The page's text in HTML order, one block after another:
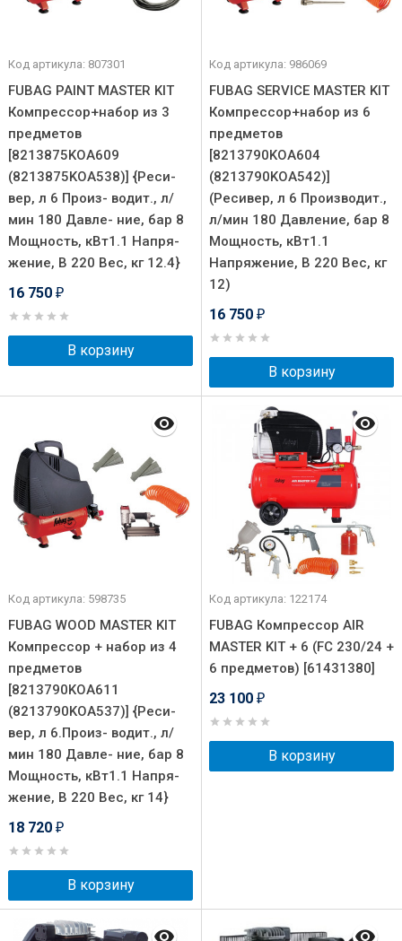
Код артикула: 807301
FUBAG PAINT MASTER KIT
Компрессор+набор из 3
предметов
[8213875KOA609
(8213875KOA538)] {Реси-
вер, л 6 Произ- водит., л/
мин 180 Давле- ние, бар 8
Мощность, кВт1.1 Напря-
жение, В 220 Вес, кг 12.4}
16 750 ₽
В корзину
Код артикула: 986069
FUBAG SERVICE MASTER KIT
Компрессор+набор из 6
предметов
[8213790KOA604
(8213790KOA542)]
(Ресивер, л 6 Производит.,
л/мин 180 Давление, бар 8
Мощность, кВт1.1
Напряжение, В 220 Вес, кг
12)
16 750 ₽
В корзину
Код артикула: 598735
FUBAG WOOD MASTER KIT
Компрессор + набор из 4
предметов
[8213790KOA611
(8213790KOA537)] {Реси-
вер, л 6.Произ- водит., л/
мин 180 Давле- ние, бар 8
Мощность, кВт1.1 Напря-
жение, В 220 Вес, кг 14}
18 720 ₽
В корзину
Код артикула: 122174
FUBAG Компрессор AIR
MASTER KIT + 6 (FC 230/24 +
6 предметов) [61431380]
23 100 ₽
В корзину